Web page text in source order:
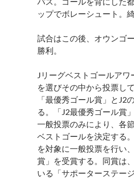
ップでボレーシュート。
試合はこの後、オウンゴ
勝利。
Jリーグベストゴールア
を選びその中から投票し
「最優秀ゴール賞」とJ2
る。「J2最優秀ゴール賞
一般投票のみにより、各
ベストゴールを決定する
を対象に一般投票を行い
賞」を受賞する。同賞は
いる「サポーターステー